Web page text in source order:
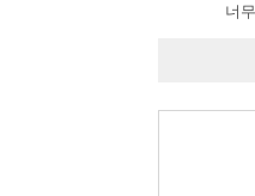
너무